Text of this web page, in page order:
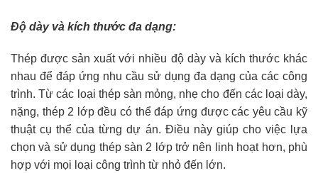
Độ dày và kích thước đa dạng:
Thép được sản xuất với nhiều độ dày và kích thước khác
nhau để đáp ứng nhu cầu sử dụng đa dạng của các công
trình. Từ các loại thép sàn mỏng, nhẹ cho đến các loại dày,
nặng, thép 2 lớp đều có thể đáp ứng được các yêu cầu kỹ
thuật cụ thể của từng dự án. Điều này giúp cho việc lựa
chọn và sử dụng thép sàn 2 lớp trở nên linh hoạt hơn, phù
hợp với mọi loại công trình từ nhỏ đến lớn.